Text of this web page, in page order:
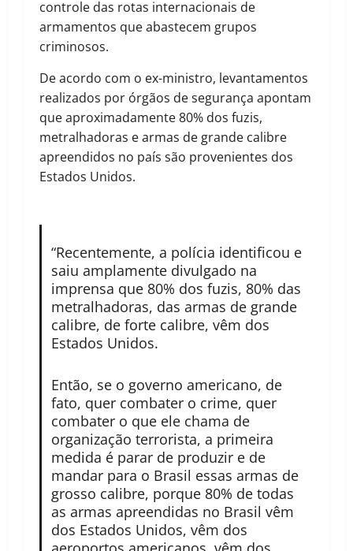
controle das rotas internacionais de
armamentos que abastecem grupos
criminosos.
De acordo com o ex-ministro, levantamentos
realizados por órgãos de segurança apontam
que aproximadamente 80% dos fuzis,
metralhadoras e armas de grande calibre
apreendidos no país são provenientes dos
Estados Unidos.
“Recentemente, a polícia identificou e
saiu amplamente divulgado na
imprensa que 80% dos fuzis, 80% das
metralhadoras, das armas de grande
calibre, de forte calibre, vêm dos
Estados Unidos.
Então, se o governo americano, de
fato, quer combater o crime, quer
combater o que ele chama de
organização terrorista, a primeira
medida é parar de produzir e de
mandar para o Brasil essas armas de
grosso calibre, porque 80% de todas
as armas apreendidas no Brasil vêm
dos Estados Unidos, vêm dos